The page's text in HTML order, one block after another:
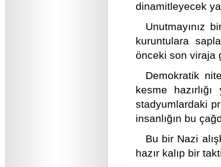
dinamitleyecek
Unutmayınız
kuruntulara
önceki son viraja
Demokratik
kesme
stadyumlardaki
insanlığın bu
Bu bir Nazi
hazır kalıp bir